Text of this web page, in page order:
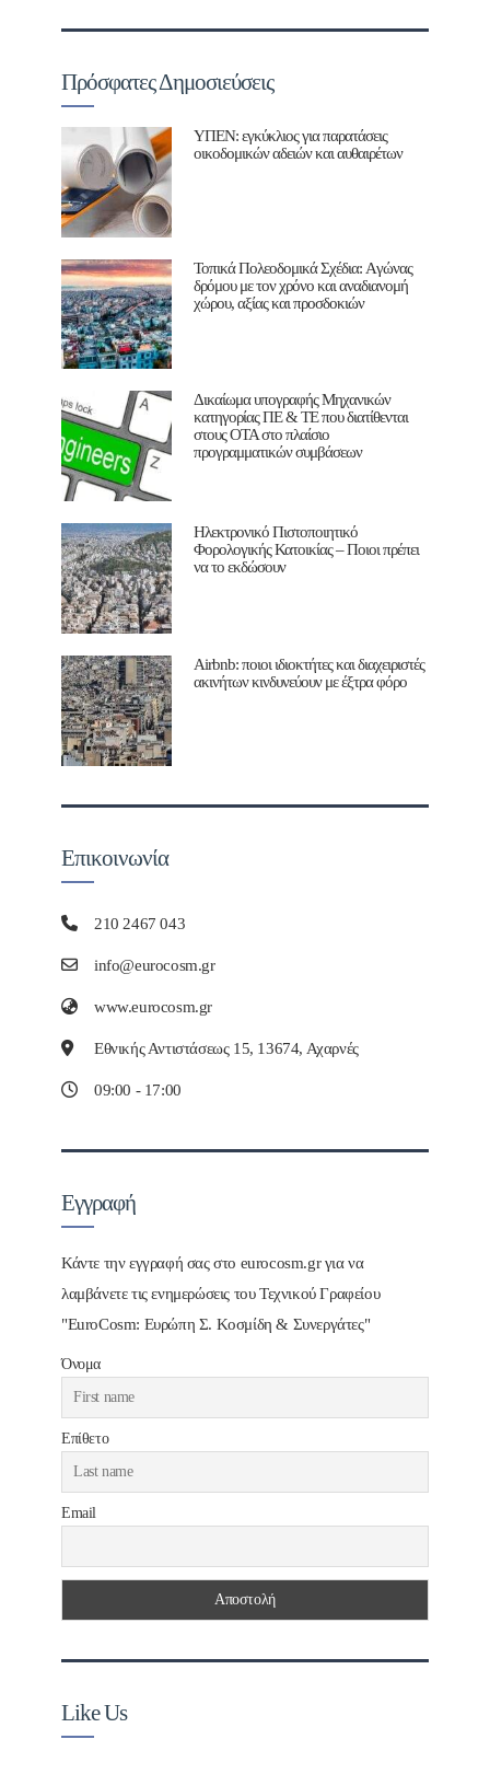
Πρόσφατες Δημοσιεύσεις
ΥΠΕΝ: εγκύκλιος για παρατάσεις
οικοδομικών αδειών και αυθαιρέτων
Τοπικά Πολεοδομικά Σχέδια: Aγώνας
δρόμου με τον χρόνο και αναδιανομή
χώρου, αξίας και προσδοκιών
Δικαίωμα υπογραφής Μηχανικών
κατηγορίας ΠΕ & ΤΕ που διατίθενται
στους ΟΤΑ στο πλαίσιο
προγραμματικών συμβάσεων
Ηλεκτρονικό Πιστοποιητικό
Φορολογικής Κατοικίας – Ποιοι πρέπει
να το εκδώσουν
Airbnb: ποιοι ιδιοκτήτες και διαχειριστές
ακινήτων κινδυνεύουν με έξτρα φόρο
Επικοινωνία
210 2467 043
info@eurocosm.gr
www.eurocosm.gr
Εθνικής Αντιστάσεως 15, 13674, Αχαρνές
09:00 - 17:00
Εγγραφή
Κάντε την εγγραφή σας στο eurocosm.gr για να
λαμβάνετε τις ενημερώσεις του Τεχνικού Γραφείου
"EuroCosm: Ευρώπη Σ. Κοσμίδη & Συνεργάτες"
Όνομα
Επίθετο
Email
Like Us